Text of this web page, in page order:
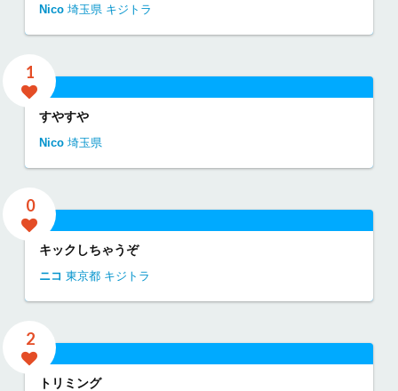
Nico 埼玉県 キジトラ
1
すやすや
Nico 埼玉県
0
キックしちゃうぞ
ニコ 東京都 キジトラ
2
トリミング